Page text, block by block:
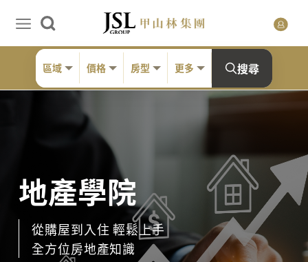
區域 價格 房型 更多 搜尋
地產學院
從購屋到入住 輕鬆上手
全方位房地產知識